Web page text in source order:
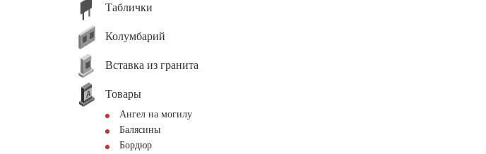
Таблички
Колумбарий
Вставка из гранита
Товары
Ангел на могилу
Балясины
Бордюр